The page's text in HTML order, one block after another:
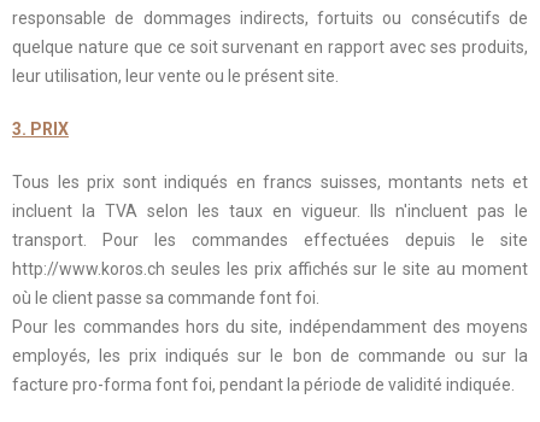
responsable de dommages indirects, fortuits ou consécutifs de
quelque nature que ce soit survenant en rapport avec ses produits,
leur utilisation, leur vente ou le présent site.
3. PRIX
Tous les prix sont indiqués en francs suisses, montants nets et
incluent la TVA selon les taux en vigueur. Ils n'incluent pas le
transport. Pour les commandes effectuées depuis le site
http://www.koros.ch seules les prix affichés sur le site au moment
où le client passe sa commande font foi.
Pour les commandes hors du site, indépendamment des moyens
employés, les prix indiqués sur le bon de commande ou sur la
facture pro-forma font foi, pendant la période de validité indiquée.